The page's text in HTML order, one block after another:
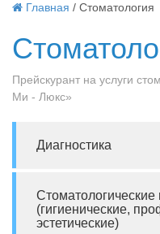
Главная / Стоматология
Прейскурант на услуги
Ми - Люкс»
Диагностика
(гигиенические,
эстетические)